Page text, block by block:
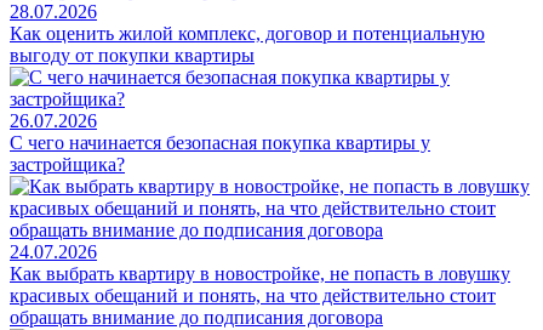
28.07.2026
Как оценить жилой комплекс, договор и потенциальную
выгоду от покупки квартиры
26.07.2026
С чего начинается безопасная покупка квартиры у
застройщика?
24.07.2026
Как выбрать квартиру в новостройке, не попасть в ловушку
красивых обещаний и понять, на что действительно стоит
обращать внимание до подписания договора